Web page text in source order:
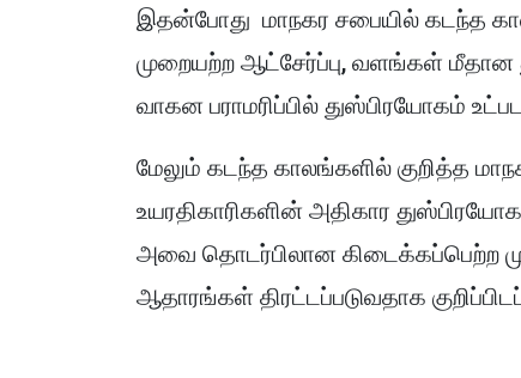
இதன்போது மாநகர சபையில் கடந்த
முறையற்ற ஆட்சேர்ப்பு, வளங்கள்
வாகன பராமரிப்பில் துஸ்பிரயோகம்
மேலும் கடந்த காலங்களில் குறித்த
உயரதிகாரிகளின் அதிகார
அவை தொடர்பிலான கிடைக்கப்பெற்ற
ஆதாரங்கள் திரட்டப்படுவதாக